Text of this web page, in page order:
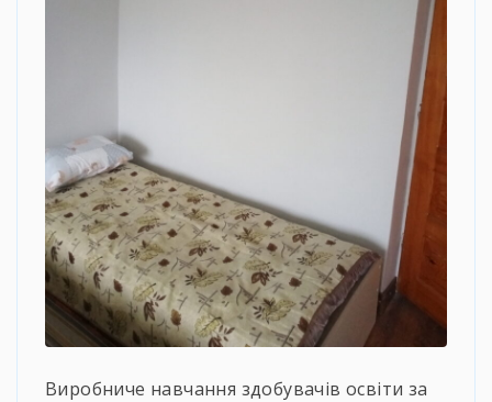
Виробниче навчання здобувачів освіти за